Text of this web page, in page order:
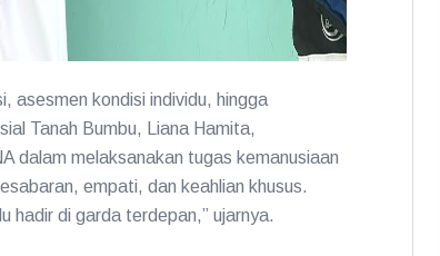
asesmen kondisi individu, hingga
Tanah Bumbu, Liana Hamita,
dalam melaksanakan tugas kemanusiaan
empati, dan keahlian khusus.
hadir di garda terdepan,” ujarnya.